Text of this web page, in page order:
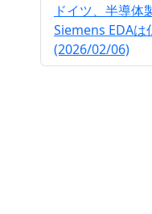
ドイツ、半導体
Siemens EDAは
(2026/02/06)